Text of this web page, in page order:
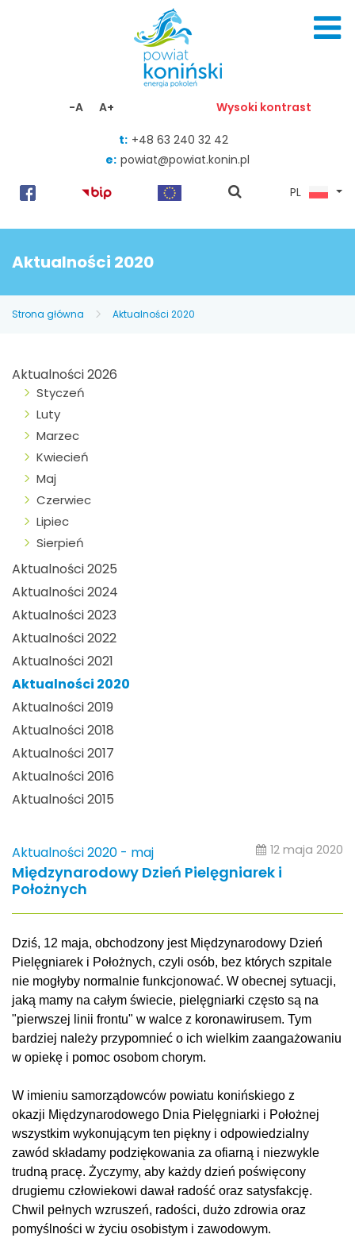
-A A+ Wysoki kontrast
t: +48 63 240 32 42
e: powiat@powiat.konin.pl
pokaż
PL
Aktualności 2020
Strona główna Aktualności 2020
Aktualności 2026
Styczeń
Luty
Marzec
Kwiecień
Maj
Czerwiec
Lipiec
Sierpień
Aktualności 2025
Aktualności 2024
Aktualności 2023
Aktualności 2022
Aktualności 2021
Aktualności 2020
Aktualności 2019
Aktualności 2018
Aktualności 2017
Aktualności 2016
Aktualności 2015
Aktualności 2020 - maj 12 maja 2020
Międzynarodowy Dzień Pielęgniarek i
Położnych
Dziś, 12 maja, obchodzony jest Międzynarodowy Dzień
Pielęgniarek i Położnych, czyli osób, bez których szpitale
nie mogłyby normalnie funkcjonować. W obecnej sytuacji,
jaką mamy na całym świecie, pielęgniarki często są na
"pierwszej linii frontu" w walce z koronawirusem. Tym
bardziej należy przypomnieć o ich wielkim zaangażowaniu
w opiekę i pomoc osobom chorym.
W imieniu samorządowców powiatu konińskiego z
okazji Międzynarodowego Dnia Pielęgniarki i Położnej
wszystkim wykonującym ten piękny i odpowiedzialny
zawód składamy podziękowania za ofiarną i niezwykle
trudną pracę. Życzymy, aby każdy dzień poświęcony
drugiemu człowiekowi dawał radość oraz satysfakcję.
Chwil pełnych wzruszeń, radości, dużo zdrowia oraz
pomyślności w życiu osobistym i zawodowym.